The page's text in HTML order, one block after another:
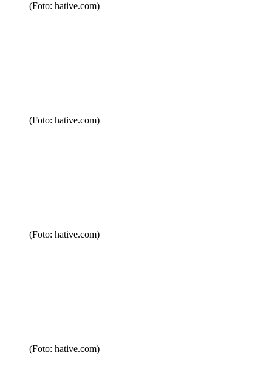
(Foto: hative.com)
(Foto: hative.com)
(Foto: hative.com)
(Foto: hative.com)